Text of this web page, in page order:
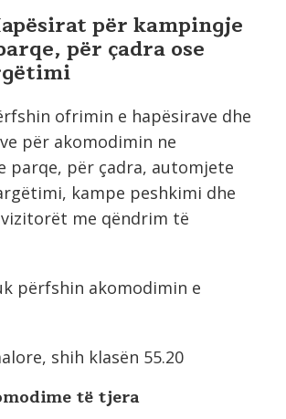
për kampingje
për çadra ose
ofrimin e hapësirave dhe
për akomodimin ne
parqe, për çadra, automjete
kampe peshkimi dhe
me qëndrim të
përfshin akomodimin e
shih klasën 55.20
të tjera